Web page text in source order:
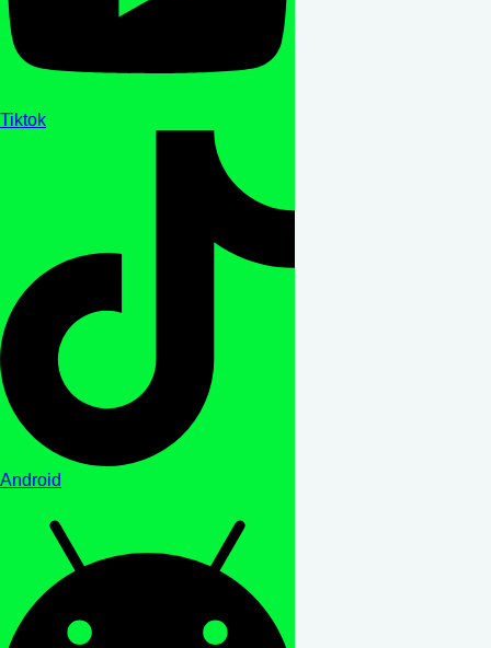
Tiktok
Android